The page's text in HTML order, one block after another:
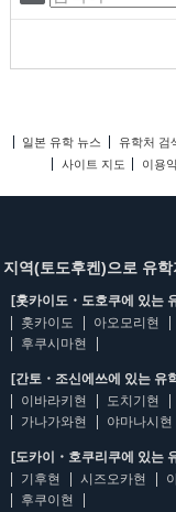
일본 유학 뉴스 유학처 검
사이트 지도
이용
지역(토도후켄)으로 유학
[홋카이도・도호쿠에 있는
홋카이도
아오모리현
후쿠시마현
[간토・조신에쓰에 있는 유
이바라키현
도치기현
가나가와현
야마나시현
[도카이・호쿠리쿠에 있는
기후현
시즈오카현
후쿠이현